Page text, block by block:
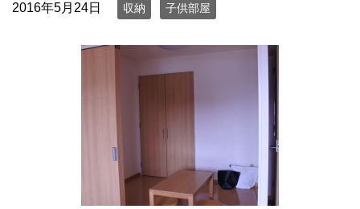
2016年5月24日 収納 子供部屋